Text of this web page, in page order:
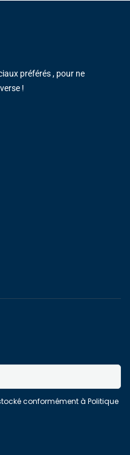
préférés , pour ne
!
conformément à Politique